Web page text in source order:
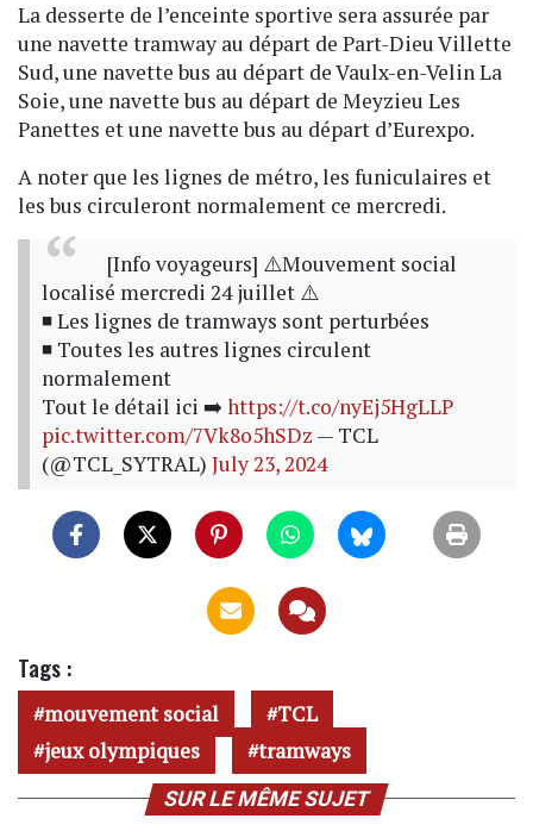
La desserte de l’enceinte sportive sera assurée par
une navette tramway au départ de Part-Dieu Villette
Sud, une navette bus au départ de Vaulx-en-Velin La
Soie, une navette bus au départ de Meyzieu Les
Panettes et une navette bus au départ d’Eurexpo.
A noter que les lignes de métro, les funiculaires et
les bus circuleront normalement ce mercredi.
[Info voyageurs] ⚠️Mouvement social
localisé mercredi 24 juillet ⚠️
◾ Les lignes de tramways sont perturbées
◾ Toutes les autres lignes circulent
normalement
Tout le détail ici ➡️ https://t.co/nyEj5HgLLP
pic.twitter.com/7Vk8o5hSDz — TCL
(@TCL_SYTRAL) July 23, 2024
Tags :
mouvement social
TCL
jeux olympiques
tramways
SUR LE MÊME SUJET